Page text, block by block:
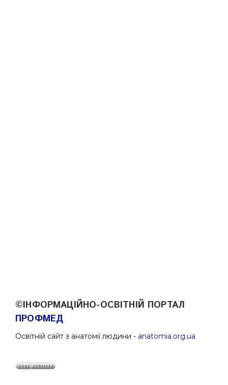
©ІНФОРМАЦІЙНО-ОСВІТНІЙ ПОРТАЛ
ПРОФМЕД
Освітній сайт з анатомії людини - anatomia.org.ua